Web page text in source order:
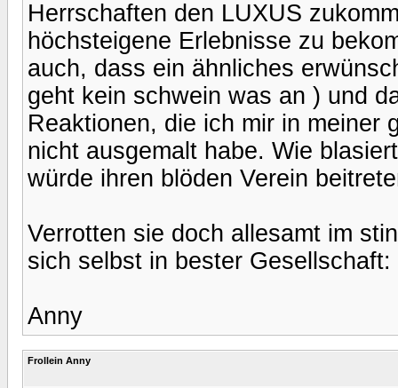
Herrschaften den LUXUS
höchsteigene Erlebnisse zu
auch, dass ein ähnliches
geht kein schwein was an ) und
Reaktionen, die ich mir in meiner
nicht ausgemalt habe. Wie
würde ihren blöden Verein
Verrotten sie doch allesamt im
sich selbst in bester Gesellschaft:
Anny
Frollein Anny